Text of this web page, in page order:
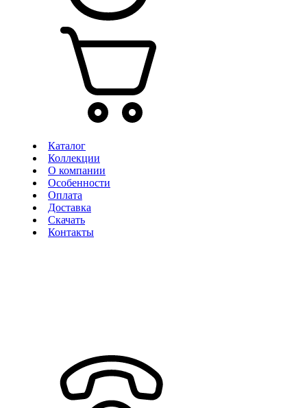
Каталог
Коллекции
О компании
Особенности
Оплата
Доставка
Скачать
Контакты